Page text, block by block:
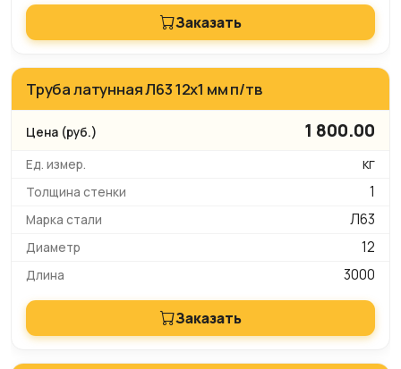
Заказать
Труба латунная Л63 12х1 мм п/тв
1 800.00
кг
1
Л63
12
3000
Заказать